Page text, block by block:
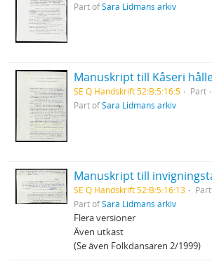
Part ofSara Lidmans arkiv
SE Q Handskrift 52:B:5:16:5 Part
Part ofSara Lidmans arkiv
SE Q Handskrift 52:B:5:16:13 Part
Part ofSara Lidmans arkiv
Flera versioner
Även utkast
(Se även Folkdansaren 2/1999)